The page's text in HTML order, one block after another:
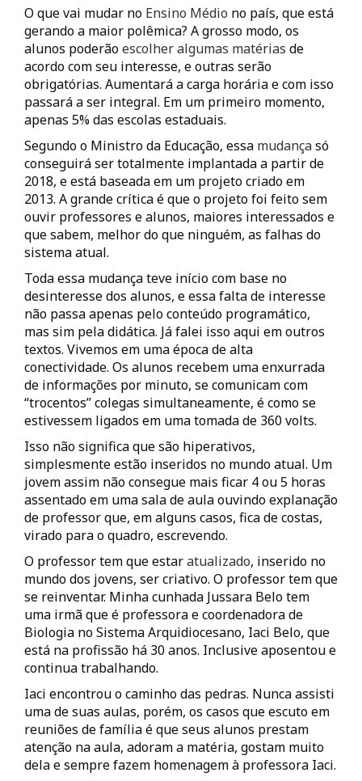
O que vai mudar no Ensino Médio no país, que está
gerando a maior polêmica? A grosso modo, os
alunos poderãoescolher algumas matérias de
acordo com seu interesse, e outras serão
obrigatórias. Aumentará a carga horária e com isso
passará a ser integral. Em um primeiro momento,
apenas 5% das escolas estaduais.
Segundo o Ministro da Educação, essa mudançasó
conseguirá ser totalmente implantada a partir de
2018, e está baseada em um projeto criado em
2013. A grande crítica é que o projeto foi feito sem
ouvir professores e alunos, maiores interessados e
que sabem, melhor do que ninguém, as falhas do
sistema atual.
Toda essa mudança teve início com base no
desinteresse dos alunos, e essa falta de interesse
não passa apenas pelo conteúdo programático,
mas sim pela didática. Já falei isso aqui em outros
textos. Vivemos em uma época de alta
conectividade. Os alunos recebem uma enxurrada
de informações por minuto, se comunicam com
“trocentos” colegas simultaneamente, é como se
estivessem ligados em uma tomada de 360 volts.
Isso não significa que são hiperativos,
simplesmente estão inseridos no mundo atual. Um
jovem assim não consegue mais ficar 4 ou 5 horas
assentado em uma sala de aula ouvindo explanação
de professor que, em alguns casos, fica de costas,
virado para o quadro, escrevendo.
O professor tem que estaratualizado, inserido no
mundo dos jovens, ser criativo. O professor tem que
se reinventar. Minha cunhada Jussara Belo tem
uma irmã que é professora e coordenadora de
Biologia no Sistema Arquidiocesano, Iaci Belo, que
está na profissão há 30 anos. Inclusive aposentou e
continua trabalhando.
Iaci encontrou o caminho das pedras. Nunca assisti
uma de suas aulas, porém, os casos que escuto em
reuniões de família é que seus alunos prestam
atenção na aula, adoram a matéria, gostam muito
dela e sempre fazem homenagem à professora Iaci.